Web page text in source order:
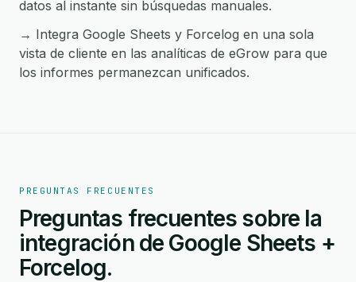
datos al instante sin búsquedas manuales.
→ Integra Google Sheets y Forcelog en una sola
vista de cliente en las analíticas de eGrow para que
los informes permanezcan unificados.
PREGUNTAS FRECUENTES
Preguntas frecuentes sobre la
integración de Google Sheets +
Forcelog.